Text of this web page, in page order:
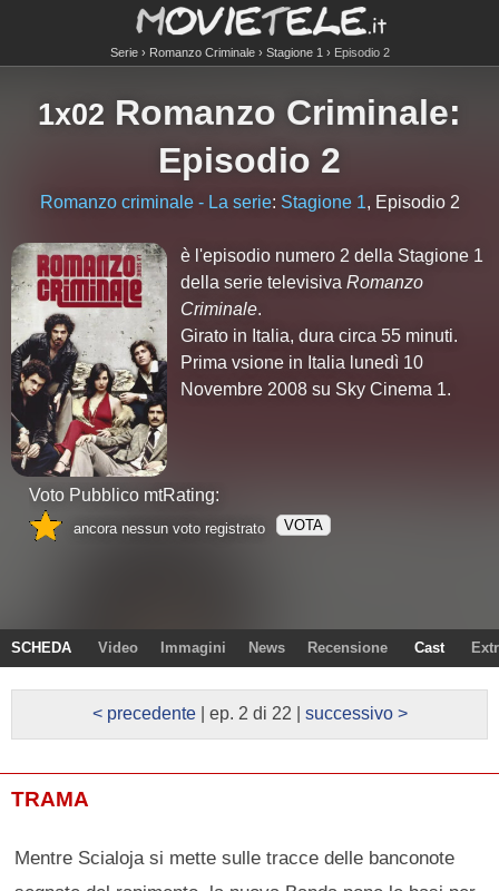
Serie Romanzo Criminale Stagione 1 Episodio 2
1x02 Romanzo Criminale:
Episodio 2
Romanzo criminale - La serie: Stagione 1, Episodio 2
è l'episodio numero 2 della Stagione 1
della serie televisivaRomanzo
Criminale.
Girato in Italia, dura circa 55 minuti.
Prima vsione in Italia lunedì 10
Novembre 2008 su Sky Cinema 1.
Voto Pubblico mtRating:
ancora nessun voto registrato VOTA
SCHEDA Video Immagini News Recensione Cast
< precedente| ep. 2 di 22 | successivo >
TRAMA
Mentre Scialoja si mette sulle tracce delle banconote